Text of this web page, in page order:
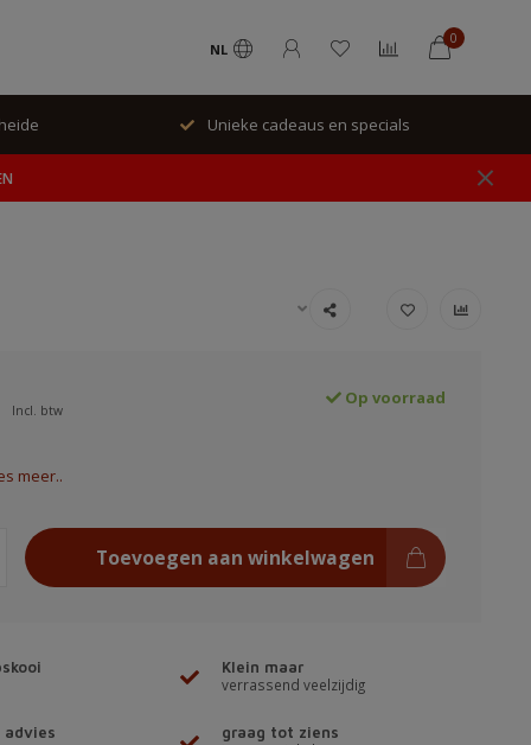
NL
0
Unieke cadeaus en specials
Incl. btw
Op voorraad
meer..
Toevoegen aan winkelwagen
Klein maar
verrassend veelzijdig
advies
graag tot ziens